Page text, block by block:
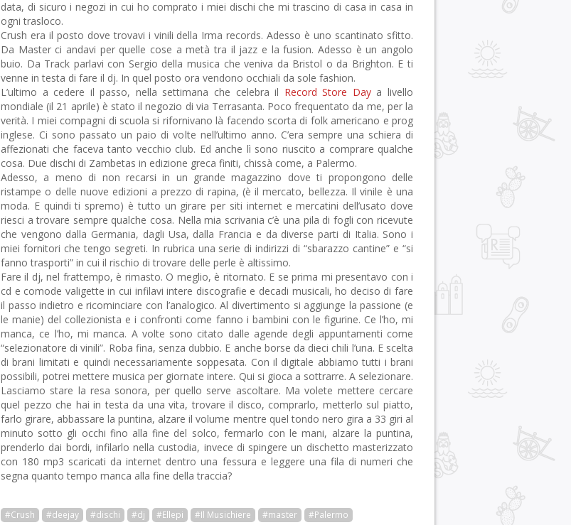
data, di sicuro i negozi in cui ho comprato i miei dischi che mi trascino di casa in casa in
ogni trasloco.
Crush era il posto dove trovavi i vinili della Irma records. Adesso è uno scantinato sfitto.
Da Master ci andavi per quelle cose a metà tra il jazz e la fusion. Adesso è un angolo
buio. Da Track parlavi con Sergio della musica che veniva da Bristol o da Brighton. E ti
venne in testa di fare il dj. In quel posto ora vendono occhiali da sole fashion.
L’ultimo a cedere il passo, nella settimana che celebra il Record Store Daya livello
mondiale (il 21 aprile) è stato il negozio di via Terrasanta. Poco frequentato da me, per la
verità. I miei compagni di scuola si rifornivano là facendo scorta di folk americano e prog
inglese. Ci sono passato un paio di volte nell’ultimo anno. C’era sempre una schiera di
affezionati che faceva tanto vecchio club. Ed anche lì sono riuscito a comprare qualche
cosa. Due dischi di Zambetas in edizione greca finiti, chissà come, a Palermo.
Adesso, a meno di non recarsi in un grande magazzino dove ti propongono delle
ristampe o delle nuove edizioni a prezzo di rapina, (è il mercato, bellezza. Il vinile è una
moda. E quindi ti spremo) è tutto un girare per siti internet e mercatini dell’usato dove
riesci a trovare sempre qualche cosa. Nella mia scrivania c’è una pila di fogli con ricevute
che vengono dalla Germania, dagli Usa, dalla Francia e da diverse parti di Italia. Sono i
miei fornitori che tengo segreti. In rubrica una serie di indirizzi di “sbarazzo cantine” e “si
fanno trasporti” in cui il rischio di trovare delle perle è altissimo.
Fare il dj, nel frattempo, è rimasto. O meglio, è ritornato. E se prima mi presentavo con i
cd e comode valigette in cui infilavi intere discografie e decadi musicali, ho deciso di fare
il passo indietro e ricominciare con l’analogico. Al divertimento si aggiunge la passione (e
le manie) del collezionista e i confronti come fanno i bambini con le figurine. Ce l’ho, mi
manca, ce l’ho, mi manca. A volte sono citato dalle agende degli appuntamenti come
“selezionatore di vinili”. Roba fina, senza dubbio. E anche borse da dieci chili l’una. E scelta
di brani limitati e quindi necessariamente soppesata. Con il digitale abbiamo tutti i brani
possibili, potrei mettere musica per giornate intere. Qui si gioca a sottrarre. A selezionare.
Lasciamo stare la resa sonora, per quello serve ascoltare. Ma volete mettere cercare
quel pezzo che hai in testa da una vita, trovare il disco, comprarlo, metterlo sul piatto,
farlo girare, abbassare la puntina, alzare il volume mentre quel tondo nero gira a 33 giri al
minuto sotto gli occhi fino alla fine del solco, fermarlo con le mani, alzare la puntina,
prenderlo dai bordi, infilarlo nella custodia, invece di spingere un dischetto masterizzato
con 180 mp3 scaricati da internet dentro una fessura e leggere una fila di numeri che
segna quanto tempo manca alla fine della traccia?
#Crush #deejay #dischi #dj #Ellepi #Il Musichiere #master
#Palermo